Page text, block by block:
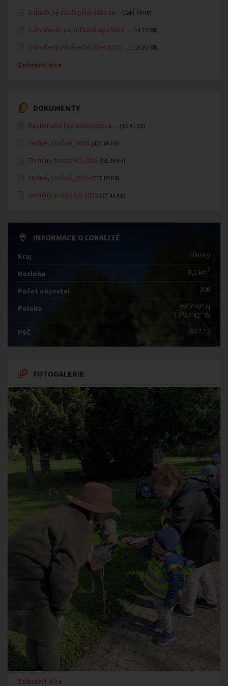
Schválený závěrečný účet za… (148.78 KB)
Schválené rozpočtové opatření… (14.73 KB)
Schválený závěrečný účet DSO… (106.20 KB)
Zobrazit více
DOKUMENTY
Reklamační řád vodovodu a… (45.40 KB)
Vodné, stočné_2026 (475.06 KB)
Termíny svozu KO 2026 (91.38 KB)
Vodné, stočné_2025 (272.84 KB)
Termíny svozu KO 2025 (27.46 KB)
INFORMACE O LOKALITĚ
Kraj Zlínský
Rozloha 8,1 km2
Počet obyvatel 308
Poloha
49°7′47″ N
17°37′42″ W
PSČ
687 12
FOTOGALERIE
Zobrazit více